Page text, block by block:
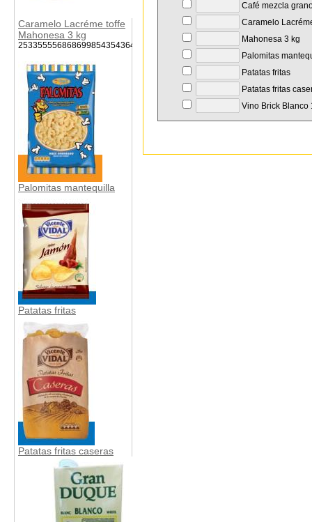
Caramelo Lacréme toffe
Mahonesa 3 kg
253355556868699854354364546
Palomitas mantequilla
Patatas fritas
Patatas fritas caseras
Café mezcla
Caramelo
Mahonesa 3 kg
Palomitas
Patatas fritas
Patatas fritas
Vino Brick Blanco